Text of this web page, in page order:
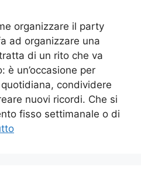
organizzare il party
ad organizzare una
di un rito che va
è un’occasione per
condividere
nuovi ricordi. Che si
fisso settimanale o di